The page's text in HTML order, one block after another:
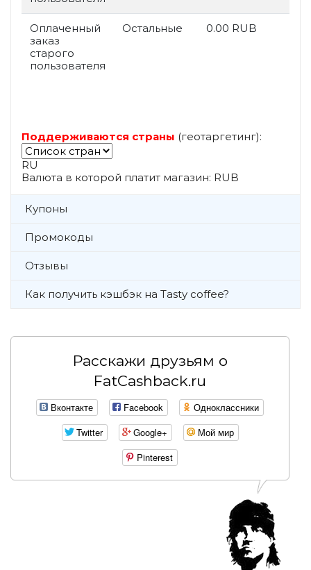
Оплаченный
заказ
старого
пользователя
Остальные 0.00 RUB
Поддерживаются страны (геотаргетинг):
RU
Валюта в которой платит магазин: RUB
Купоны
Промокоды
Отзывы
Как получить кэшбэк на Tasty coffee?
Расскажи друзьям о
FatCashback.ru
Вконтакте Facebook
Одноклассники
Twitter
Google+
Мой мир
Pinterest